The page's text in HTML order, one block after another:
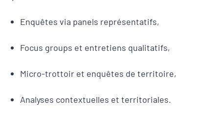
Enquêtes via panels représentatifs,
Focus groups et entretiens qualitatifs,
Micro-trottoir et enquêtes de territoire,
Analyses contextuelles et territoriales.